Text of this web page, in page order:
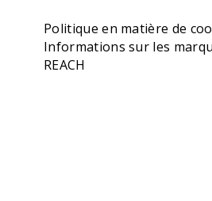
Politique en matière de
Informations sur les
REACH